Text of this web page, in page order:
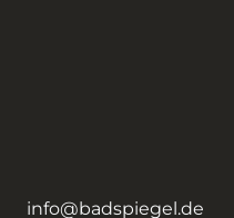
info@badspiegel.de